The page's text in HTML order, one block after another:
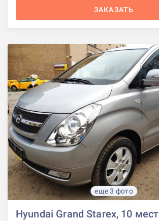
ЗАКАЗАТЬ
еще 3 фото
Hyundai Grand Starex, 10 мест